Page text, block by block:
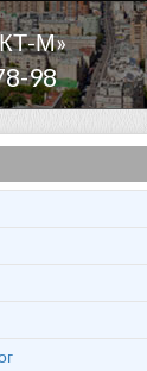
М»
98